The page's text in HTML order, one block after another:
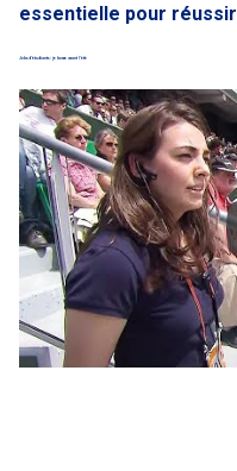
essentielle pour réussir
Jobs d’étudiants : je bosse avant l’été